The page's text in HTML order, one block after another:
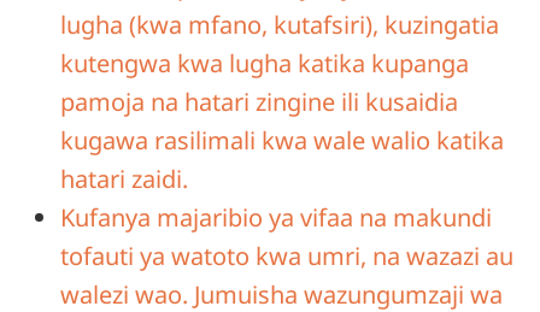
lugha (kwa mfano, kutafsiri), kuzingatia
kutengwa kwa lugha katika kupanga
pamoja na hatari zingine ili kusaidia
kugawa rasilimali kwa wale walio katika
hatari zaidi.
Kufanya majaribio ya vifaa na makundi
tofauti ya watoto kwa umri, na wazazi au
walezi wao. Jumuisha wazungumzaji wa